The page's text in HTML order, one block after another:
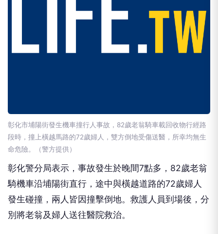
彰化市埔陽街發生機車撞行人事故，82歲老翁騎車載回收物行經路
段時，撞上橫越馬路的72歲婦人，雙方倒地受傷送醫，所幸均無生
命危險。（警方提供）
彰化警分局表示，事故發生於晚間7點多，82歲老翁
騎機車沿埔陽街直行，途中與橫越道路的72歲婦人
發生碰撞，兩人皆因撞擊倒地。救護人員到場後，分
別將老翁及婦人送往醫院救治。